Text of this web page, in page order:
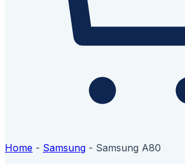
Home - Samsung - Samsung A80